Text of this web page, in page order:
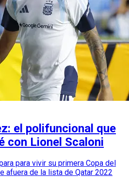
el polifuncional que
con Lionel Scaloni
para vivir su primera Copa del
afuera de la lista de Qatar 2022